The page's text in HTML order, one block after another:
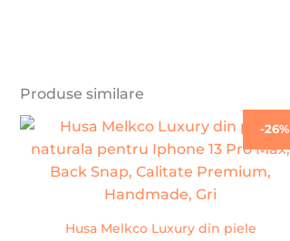
Produse similare
-26%
Husa Melkco Luxury din piele
Prețul
a
fost:
134,00 lei.
Prețul
curent
este:
99,00 lei.